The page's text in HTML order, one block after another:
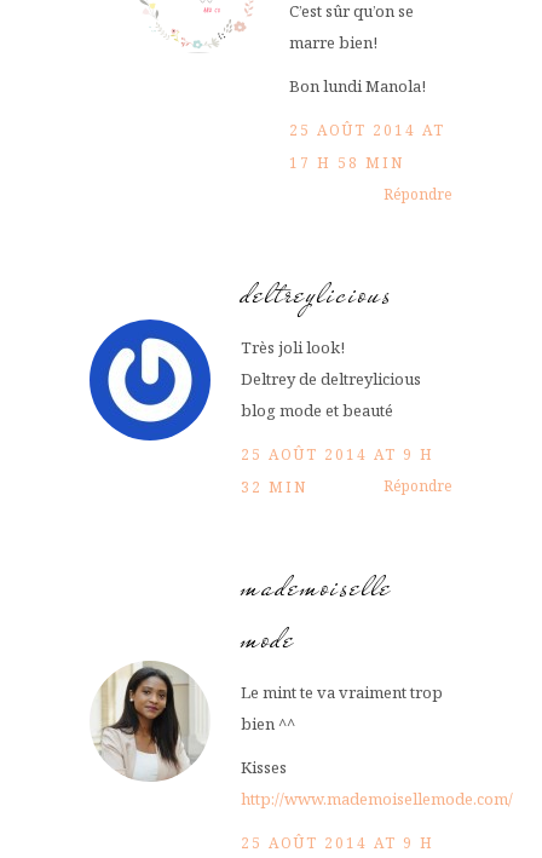
C’est sûr qu’on se
marre bien!
Bon lundi Manola!
25 AOÛT 2014 AT
17 H 58 MIN
Répondre
deltreylicious
Très joli look!
Deltrey de deltreylicious
blog mode et beauté
25 AOÛT 2014 AT 9 H
32 MIN
Répondre
mademoiselle
mode
Le mint te va vraiment trop
bien ^^
Kisses
http://www.mademoisellemode.com/
25 AOÛT 2014 AT 9 H